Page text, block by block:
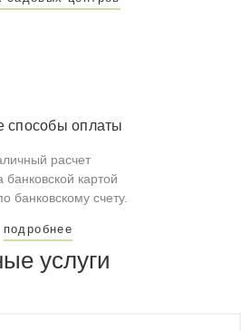
способы оплаты
расчет
банковской картой
банковскому счету.
подробнее
услуги